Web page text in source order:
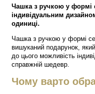
Чашка з ручкою у формі
індивідуальним
одиниці.
Чашка з ручкою у формі
вишуканий подарунок,
до цього можливість
справжній шедевр.
Чому варто